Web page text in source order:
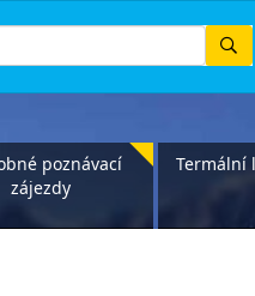
poznávací
zájezdy
Termální